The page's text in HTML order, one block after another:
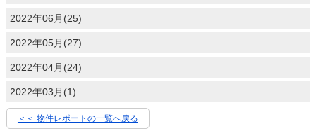
2022年06月(25)
2022年05月(27)
2022年04月(24)
2022年03月(1)
＜＜ 物件レポートの一覧へ戻る